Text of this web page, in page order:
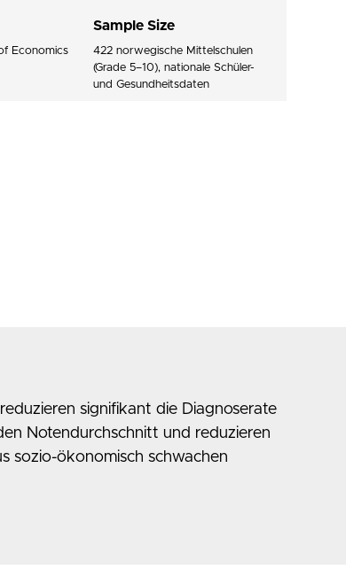
Economics
Sample Size
422 norwegische Mittelschulen
(Grade 5–10), nationale Schüler-
und Gesundheitsdaten
signifikant die Diagnoserate
Notendurchschnitt und reduzieren
sozio-ökonomisch schwachen